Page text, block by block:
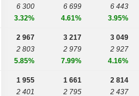
6 300
3.32%
6 699
4.61%
6 443
3.95%
2 967
2 803
5.85%
3 217
2 979
7.99%
3 049
2 927
4.16%
1 955
2 401
1 661
2 795
2 814
2 437